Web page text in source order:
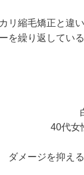
リ縮毛矯正と違
を繰り返してい
40代女
ダメージを抑え